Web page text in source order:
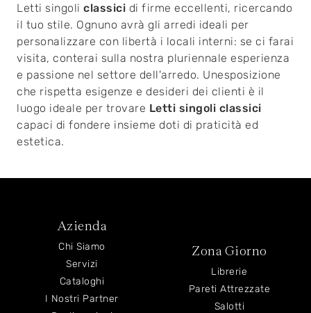
Letti singoli classici di firme eccellenti, ricercando
il tuo stile. Ognuno avrà gli arredi ideali per
personalizzare con libertà i locali interni: se ci farai
visita, conterai sulla nostra pluriennale esperienza
e passione nel settore dell'arredo. Unesposizione
che rispetta esigenze e desideri dei clienti è il
luogo ideale per trovare Letti singoli classici
capaci di fondere insieme doti di praticità ed
estetica.
Azienda
Chi Siamo
Servizi
Cataloghi
I Nostri Partner
Zona Giorno
Librerie
Pareti Attrezzate
Salotti